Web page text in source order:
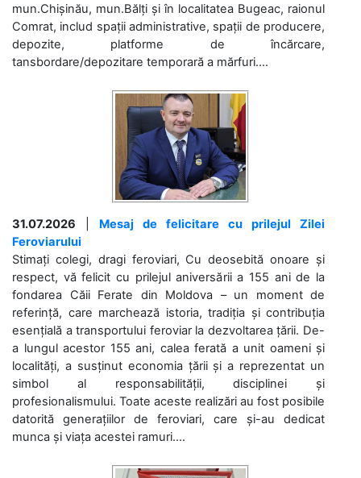
mun.Chișinău, mun.Bălți și în localitatea Bugeac, raionul
Comrat, includ spații administrative, spații de producere,
depozite, platforme de încărcare,
tansbordare/depozitare temporară a mărfuri....
31.07.2026
Mesaj de felicitare cu prilejul Zilei
Feroviarului
Stimați colegi, dragi feroviari, Cu deosebită onoare și
respect, vă felicit cu prilejul aniversării a 155 ani de la
fondarea Căii Ferate din Moldova – un moment de
referință, care marchează istoria, tradiția și contribuția
esențială a transportului feroviar la dezvoltarea țării. De-
a lungul acestor 155 ani, calea ferată a unit oameni și
localități, a susținut economia țării și a reprezentat un
simbol al responsabilității, disciplinei și
profesionalismului. Toate aceste realizări au fost posibile
datorită generațiilor de feroviari, care și-au dedicat
munca și viața acestei ramuri....